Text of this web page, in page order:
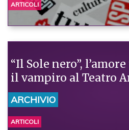
ARTICOLI
“Il Sole nero”,
il vampiro al Teatro
ARCHIVIO
ARTICOLI